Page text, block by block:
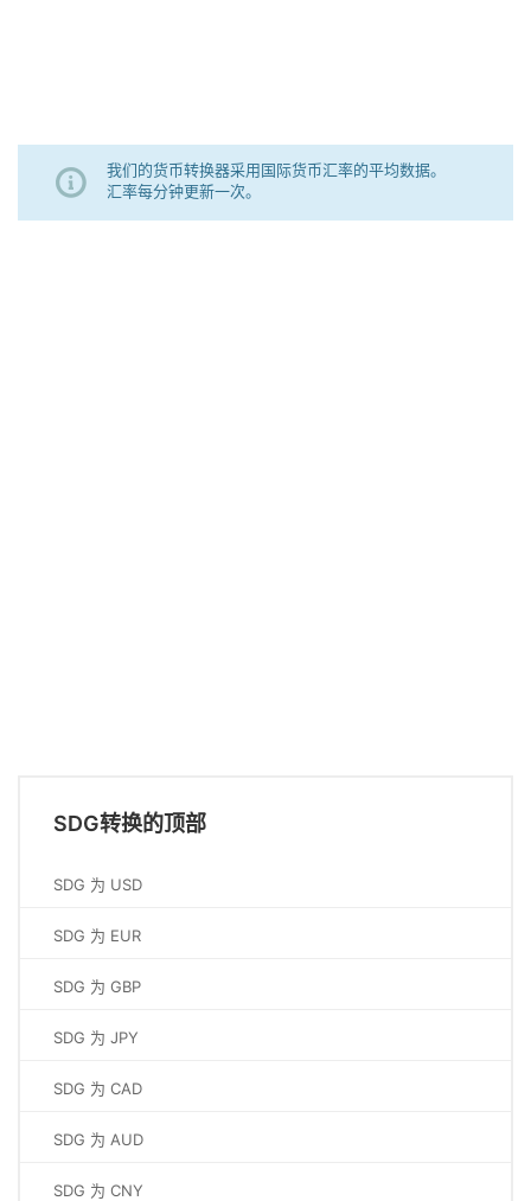
我们的货币转换器采用国际货币汇率的平均数据。
汇率每分钟更新一次。
SDG转换的顶部
SDG 为 USD
SDG 为 EUR
SDG 为 GBP
SDG 为 JPY
SDG 为 CAD
SDG 为 AUD
SDG 为 CNY